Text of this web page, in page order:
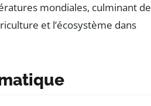
mondiales, culminant de
et l’écosystème dans